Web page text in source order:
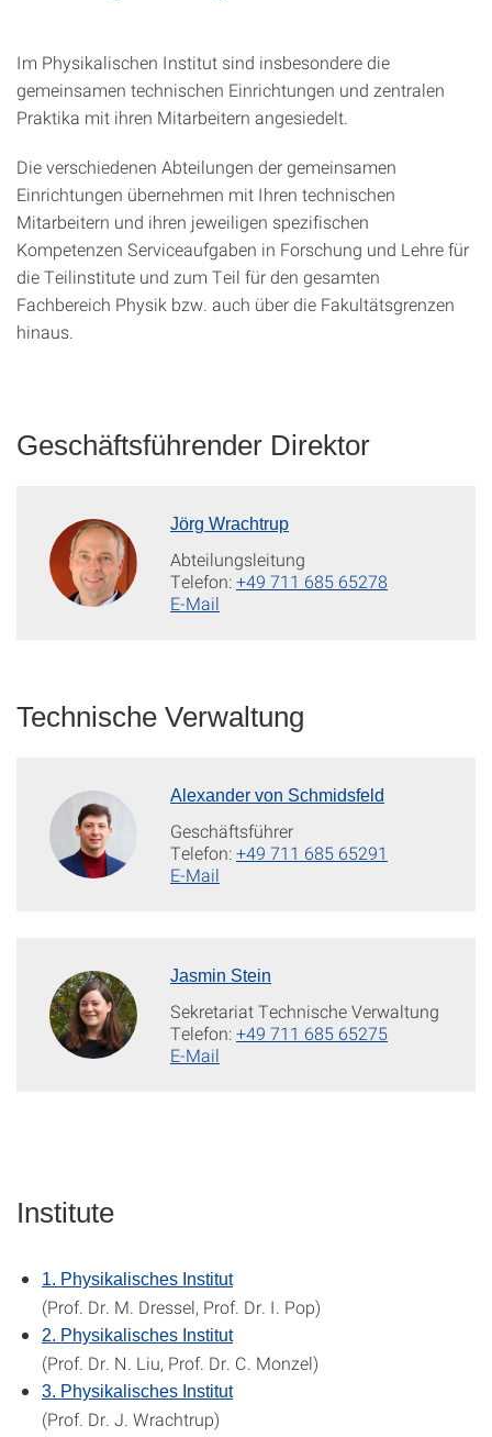
Im Physikalischen Institut sind insbesondere die
gemeinsamen technischen Einrichtungen und zentralen
Praktika mit ihren Mitarbeitern angesiedelt.
Die verschiedenen Abteilungen der gemeinsamen
Einrichtungen übernehmen mit Ihren technischen
Mitarbeitern und ihren jeweiligen spezifischen
Kompetenzen Serviceaufgaben in Forschung und Lehre für
die Teilinstitute und zum Teil für den gesamten
Fachbereich Physik bzw. auch über die Fakultätsgrenzen
hinaus.
Geschäftsführender Direktor
Jörg Wrachtrup
Abteilungsleitung
Telefon:+49 711 685 65278
E-Mail
Technische Verwaltung
Alexander von Schmidsfeld
Geschäftsführer
Telefon:+49 711 685 65291
E-Mail
Jasmin Stein
Sekretariat Technische Verwaltung
Telefon:+49 711 685 65275
E-Mail
Institute
1. Physikalisches Institut
(Prof. Dr. M. Dressel, Prof. Dr. I. Pop)
2. Physikalisches Institut
(Prof. Dr. N. Liu, Prof. Dr. C. Monzel)
3. Physikalisches Institut
(Prof. Dr. J. Wrachtrup)